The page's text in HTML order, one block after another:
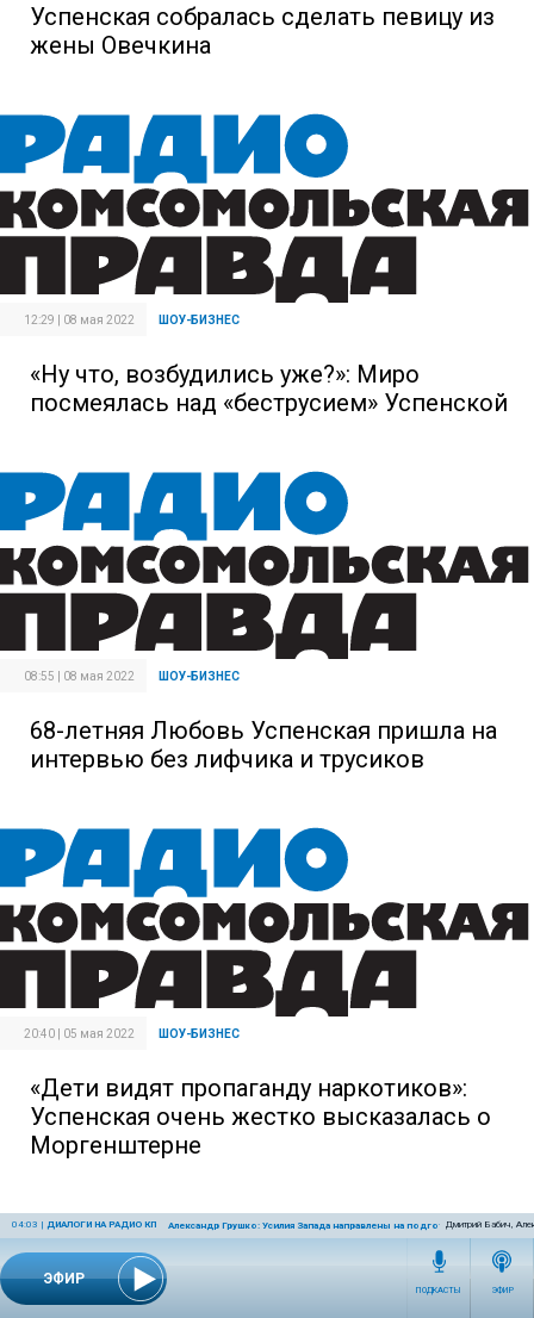
ЭФИР
04:03 | ДИАЛОГИ НА РАДИО КП Александр Грушко: Усилия Запада направлены на подготовку военного
Дмитрий Бабич,
ПОДКАСТЫ ЭФИР
Успенская собралась сделать певицу из
жены Овечкина
12:29 | 08 мая 2022 ШОУ-БИЗНЕС
«Ну что, возбудились уже?»: Миро
посмеялась над «беструсием» Успенской
08:55 | 08 мая 2022 ШОУ-БИЗНЕС
68-летняя Любовь Успенская пришла на
интервью без лифчика и трусиков
20:40 | 05 мая 2022 ШОУ-БИЗНЕС
«Дети видят пропаганду наркотиков»:
Успенская очень жестко высказалась о
Моргенштерне